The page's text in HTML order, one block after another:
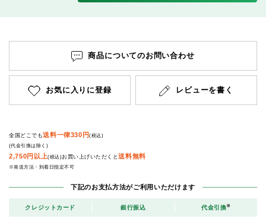
商品についてのお問い合わせ
お気に入りに登録 レビューを書く
全国どこでも送料一律330円(税込)
(代金引換は除く)
2,750円以上(税込)お買い上げいただくと送料無料
※発送方法・到着日指定不可
下記のお支払方法がご利用いただけます
クレジットカード 銀行振込 代金引換※